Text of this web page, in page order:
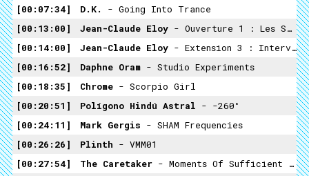
00:07:34
D.K.
- Going Into Trance
00:13:00
Jean-Claude Eloy - Ouverture 1 : Les Sons De Meditation
00:14:00
Jean-Claude Eloy - Extension 3 : Interview
00:16:52
Daphne Oram - Studio Experiments
00:18:35
Chrome - Scorpio Girl
00:20:51
Polígono Hindú Astral - -260°
00:24:11
Mark Gergis - SHAM Frequencies
00:26:26
Plinth - VMM01
00:27:54
The Caretaker - Moments Of Sufficient Lucidity